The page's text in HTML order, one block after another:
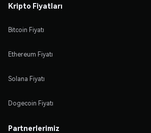
Kripto Fiyatları
Bitcoin Fiyatı
Ethereum Fiyatı
Solana Fiyatı
Dogecoin Fiyatı
Partnerlerimiz